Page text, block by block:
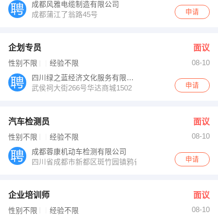
成都风雅电缆制造有限公司
成都蒲江了翁路45号
申请
企划专员 面议
性别不限 经验不限
08-10
四川绿之蓝经济文化服务有限公司
武侯祠大街266号华达商城1502
申请
汽车检测员 面议
性别不限 经验不限
08-10
成都蓉康机动车检测有限公司
四川省成都市新都区斑竹园镇鸦雀口社区斑大路946号
申请
企业培训师 面议
性别不限 经验不限
08-10